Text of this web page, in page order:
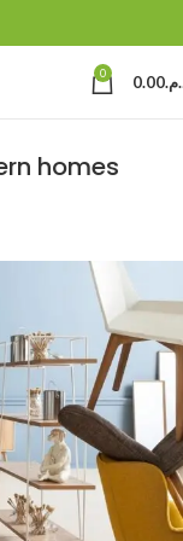
0 0.00
homes